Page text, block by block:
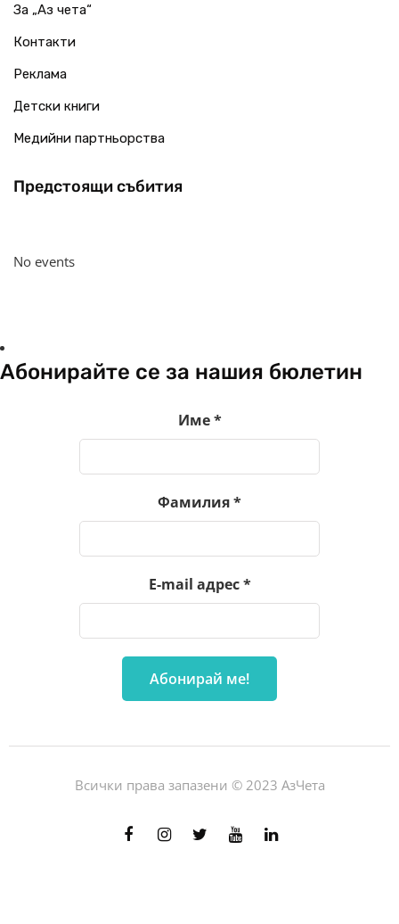
За „Аз чета“
Контакти
Реклама
Детски книги
Медийни партньорства
Предстоящи събития
No events
Абонирайте се за нашия бюлетин
Име*
Фамилия*
E-mail адрес*
Всички права запазени © 2023 АзЧета